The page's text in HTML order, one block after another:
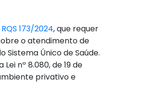
RQS 173/2024, que requer
o atendimento de
Único de Saúde.
Lei nº 8.080, de 19 de
privativo e